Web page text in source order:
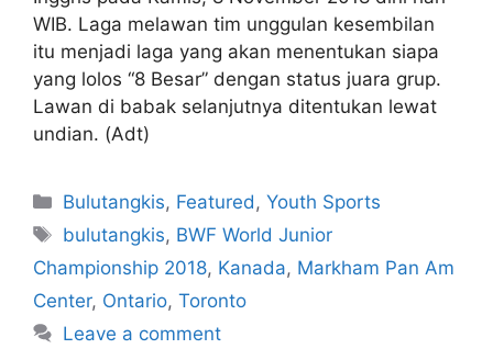
WIB. Laga melawan tim unggulan kesembilan
itu menjadi laga yang akan menentukan siapa
yang lolos “8 Besar” dengan status juara grup.
Lawan di babak selanjutnya ditentukan lewat
undian. (Adt)
Bulutangkis, Featured,Youth Sports
bulutangkis, BWF World Junior
Championship 2018, Kanada, Markham Pan Am
Center, Ontario, Toronto
Leave a comment